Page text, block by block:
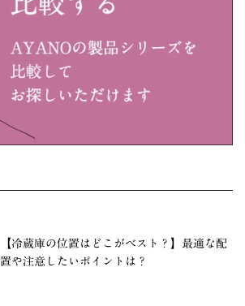
【冷蔵庫の位置はどこがベスト？】最適な配
置や注意したいポイントは？